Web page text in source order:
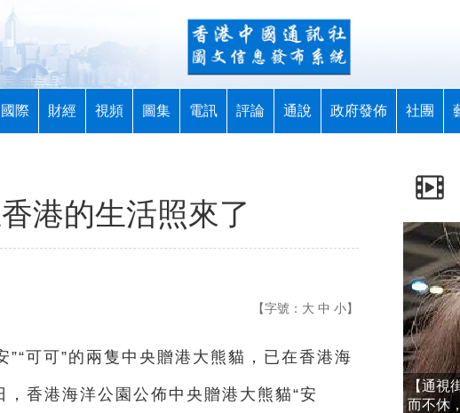
國際 財經 視頻 圖集 電訊 評論 通說 政府發佈 社團
港的生活照來了
【字號： 大 中 小】
可可”的兩隻中央贈港大熊貓，已在香港海
香港海洋公園公佈中央贈港大熊貓“安
【通視
而不休